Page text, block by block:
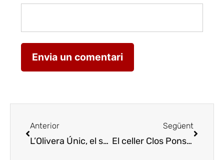
Anterior
L’Olivera Únic, el seu primer vi amb botrytis
Següent
El celler Clos Pons acull dissabte una cursa nocturna